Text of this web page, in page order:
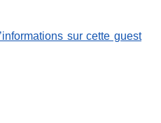
sur cette guest